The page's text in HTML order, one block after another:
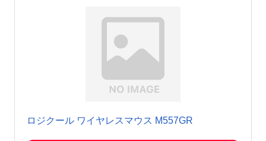
ロジクール ワイヤレスマウス M557GR